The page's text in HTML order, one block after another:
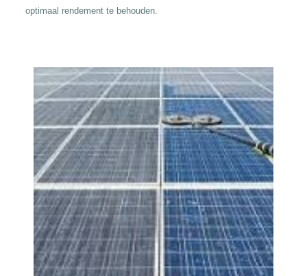
optimaal rendement te behouden.